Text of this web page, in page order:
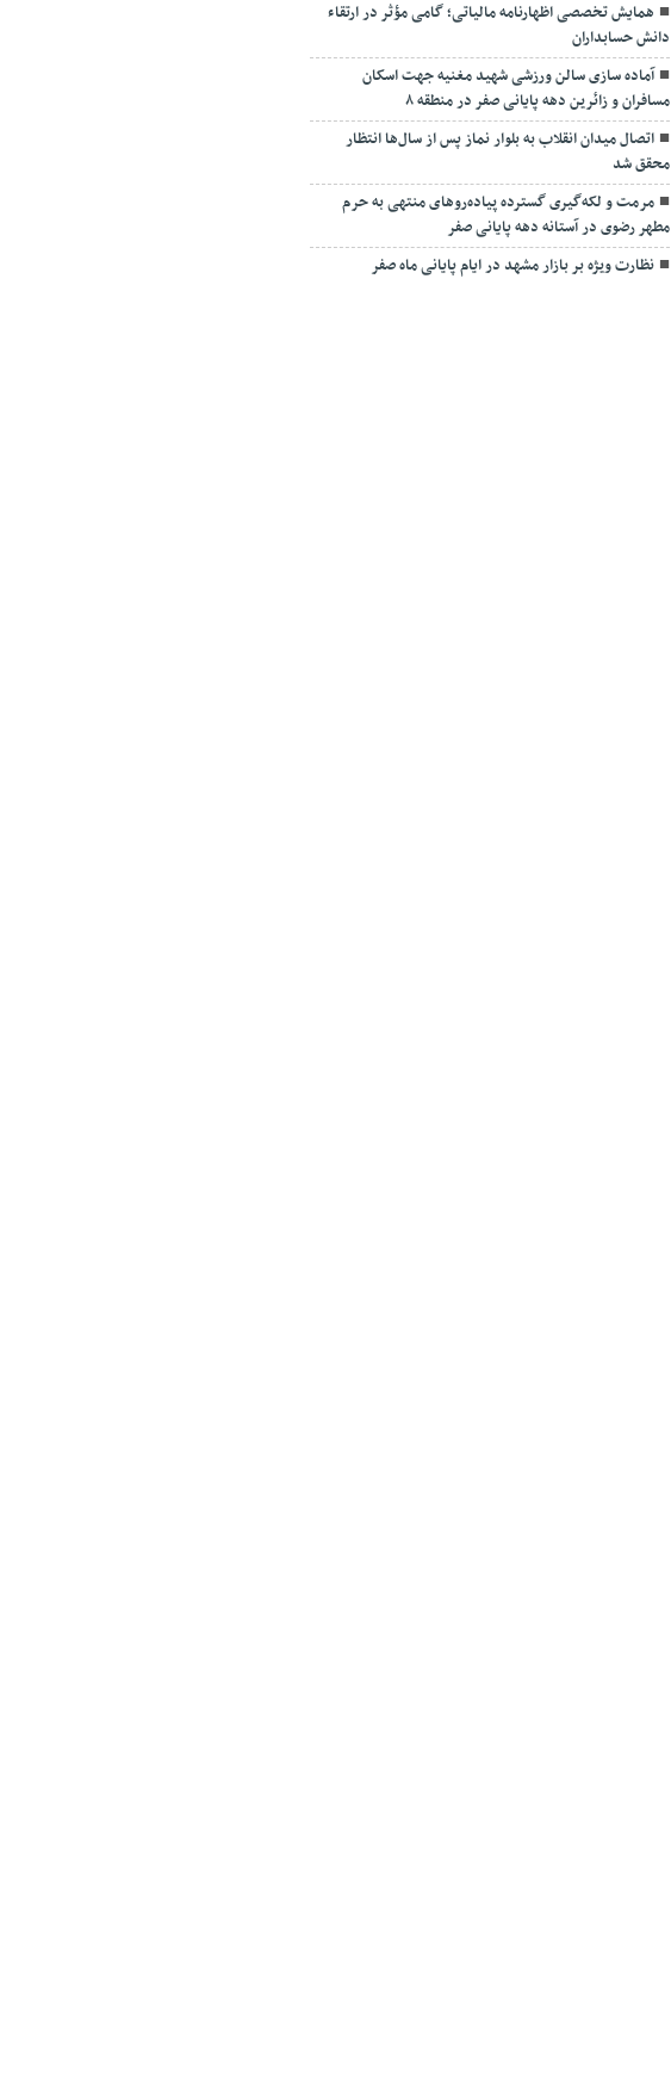
همایش تخصصی اظهارنامه مالیاتی؛ گامی مؤثر در ارتقاء
دانش حسابداران
آماده سازی سالن ورزشی شهید مغنیه جهت اسکان
مسافران و زائرین دهه پایانی صفر در منطقه ۸
اتصال میدان انقلاب به بلوار نماز پس از سال‌ها انتظار
محقق شد
مرمت و لکه‌گیری گسترده پیاده‌روهای منتهی به حرم
مطهر رضوی در آستانه دهه پایانی صفر
نظارت ویژه بر بازار مشهد در ایام پایانی ماه صفر